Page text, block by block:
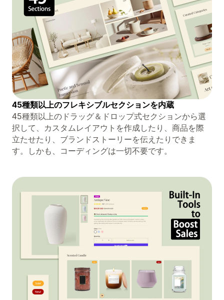
45種類以上のフレキシブルセクションを内蔵
45種類以上のドラッグ＆ドロップ式セクションから選
択して、カスタムレイアウトを作成したり、商品を際
立たせたり、ブランドストーリーを伝えたりできま
す。しかも、コーディングは一切不要です。